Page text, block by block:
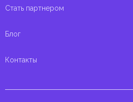
Стать партнером
Блог
Контакты